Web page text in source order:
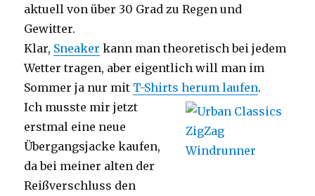
aktuell von über 30 Grad zu Regen und
Gewitter.
Klar, Sneaker kann man theoretisch bei jedem
Wetter tragen, aber eigentlich will man im
Sommer ja nur mit T-Shirts herum laufen.
Ich musste mir jetzt
erstmal eine neue
Übergangsjacke kaufen,
da bei meiner alten der
Reißverschluss den